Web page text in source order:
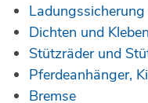
Dichten und Kleben
Stützräder und
Pferdeanhänger,
Bremse